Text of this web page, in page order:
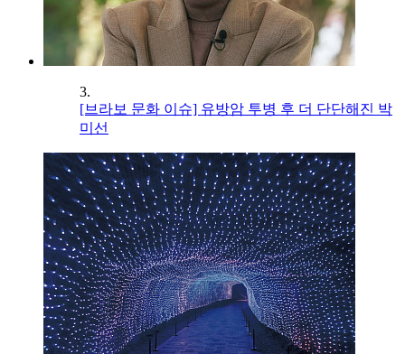
3.
[브라보 문화 이슈] 유방암 투병 후 더 단단해진 박
미선